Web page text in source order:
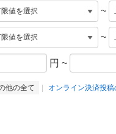
~
~
円 ~
他の全て オンライン決済投稿